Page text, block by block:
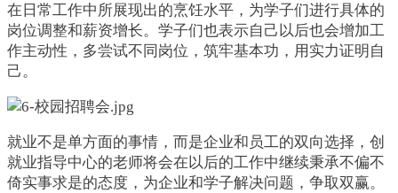
在日常工作中所展现出的烹饪水平，为学子们进行具体的
岗位调整和薪资增长。学子们也表示自己以后也会增加工
作主动性，多尝试不同岗位，筑牢基本功，用实力证明自
己。
就业不是单方面的事情，而是企业和员工的双向选择，创
就业指导中心的老师将会在以后的工作中继续秉承不偏不
倚实事求是的态度，为企业和学子解决问题，争取双赢。